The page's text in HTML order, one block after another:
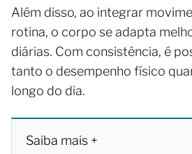
Além disso, ao integrar
rotina, o corpo se adapta
diárias. Com consistência, é
tanto o desempenho físico
longo do dia.
Saiba mais +